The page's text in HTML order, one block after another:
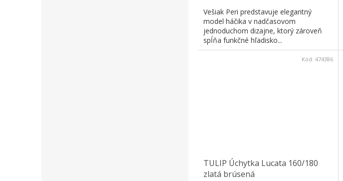
Vešiak Peri predstavuje elegantný
model háčika v nadčasovom
jednoduchom dizajne, ktorý zároveň
spĺňa funkčné hľadisko...
TULIP Úchytka Lucata 160/180
zlatá brúsená
Kód: 474386